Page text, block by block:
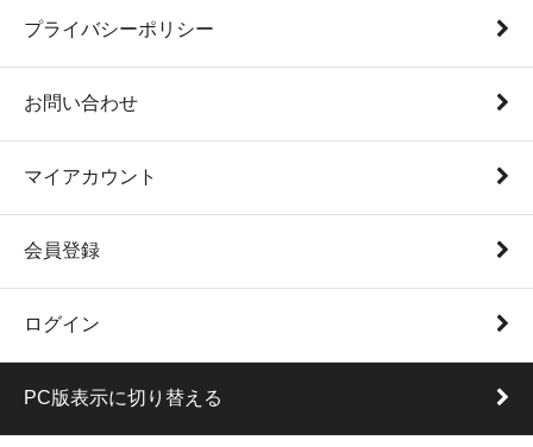
プライバシーポリシー
お問い合わせ
マイアカウント
会員登録
ログイン
PC版表示に切り替える